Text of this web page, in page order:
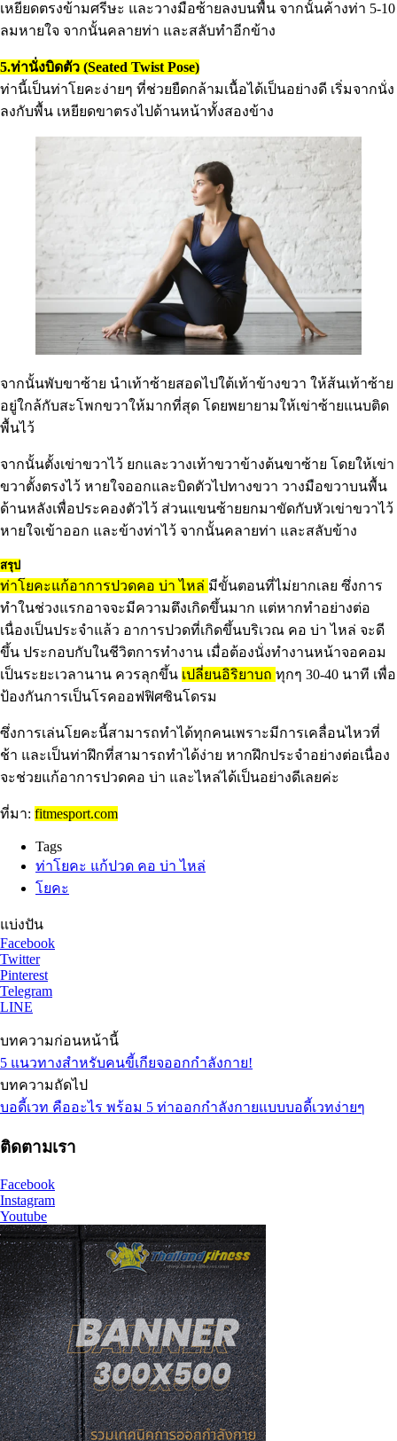
เหยียดตรงข้ามศรีษะ และวางมือซ้ายลงบนพื้น จากนั้นค้างท่า 5-10
ลมหายใจ จากนั้นคลายท่า และสลับทำอีกข้าง
5.ท่านั่งบิดตัว (Seated Twist Pose)
ท่านี้เป็นท่าโยคะง่ายๆ ที่ช่วยยืดกล้ามเนื้อได้เป็นอย่างดี เริ่มจากนั่ง
ลงกับพื้น เหยียดขาตรงไปด้านหน้าทั้งสองข้าง
จากนั้นพับขาซ้าย นำเท้าซ้ายสอดไปใต้เท้าข้างขวา ให้ส้นเท้าซ้าย
อยู่ใกล้กับสะโพกขวาให้มากที่สุด โดยพยายามให้เข่าซ้ายแนบติด
พื้นไว้
จากนั้นตั้งเข่าขวาไว้ ยกและวางเท้าขวาข้างต้นขาซ้าย โดยให้เข่า
ขวาตั้งตรงไว้ หายใจออกและบิดตัวไปทางขวา วางมือขวาบนพื้น
ด้านหลังเพื่อประคองตัวไว้ ส่วนแขนซ้ายยกมาขัดกับหัวเข่าขวาไว้
หายใจเข้าออก และข้างท่าไว้ จากนั้นคลายท่า และสลับข้าง
สรุป
ท่าโยคะแก้อาการปวดคอ บ่า ไหล่ มีขั้นตอนที่ไม่ยากเลย ซึ่งการ
ทำในช่วงแรกอาจจะมีความตึงเกิดขึ้นมาก แต่หากทำอย่างต่อ
เนื่องเป็นประจำแล้ว อาการปวดที่เกิดขึ้นบริเวณ คอ บ่า ไหล่ จะดี
ขึ้น ประกอบกับในชีวิตการทำงาน เมื่อต้องนั่งทำงานหน้าจอคอม
เป็นระยะเวลานาน ควรลุกขึ้น เปลี่ยนอิริยาบถ ทุกๆ 30-40 นาที เพื่อ
ป้องกันการเป็นโรคออฟฟิศซินโดรม
ซึ่งการเล่นโยคะนี้สามารถทำได้ทุกคนเพราะมีการเคลื่อนไหวที่
ช้า และเป็นท่าฝึกที่สามารถทำได้ง่าย หากฝึกประจำอย่างต่อเนื่อง
จะช่วยแก้อาการปวดคอ บ่า และไหล่ได้เป็นอย่างดีเลยค่ะ
ที่มา: fitmesport.com
Tags
ท่าโยคะ แก้ปวด คอ บ่า ไหล่
โยคะ
แบ่งปัน
Facebook
Twitter
Pinterest
Telegram
LINE
บทความก่อนหน้านี้
5 แนวทางสำหรับคนขี้เกียจออกกำลังกาย!
บทความถัดไป
บอดี้เวท คืออะไร พร้อม 5 ท่าออกกำลังกายแบบบอดี้เวทง่ายๆ
ติดตามเรา
Facebook
Instagram
Youtube